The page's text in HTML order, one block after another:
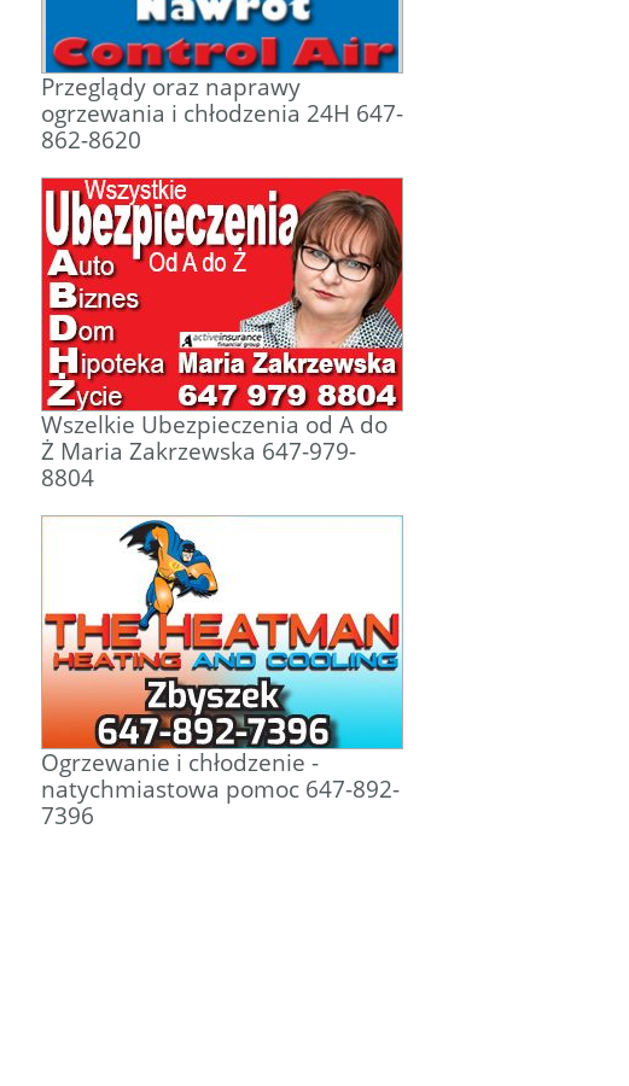
Przeglądy oraz naprawy
ogrzewania i chłodzenia 24H 647-
862-8620
Wszelkie Ubezpieczenia od A do
Ż Maria Zakrzewska 647-979-
8804
Ogrzewanie i chłodzenie -
natychmiastowa pomoc 647-892-
7396